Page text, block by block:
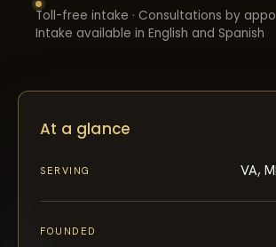
Toll-free intake · Consultations by
Intake available in English and Spanish
At a glance
SERVING VA,
FOUNDED